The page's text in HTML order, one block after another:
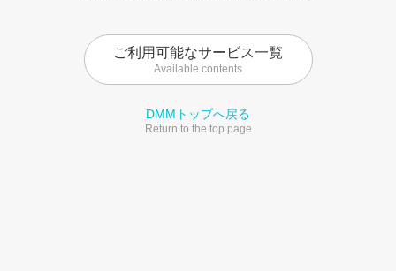
ご利用可能なサービス一覧
Available contents
DMMトップへ戻る
Return to the top page